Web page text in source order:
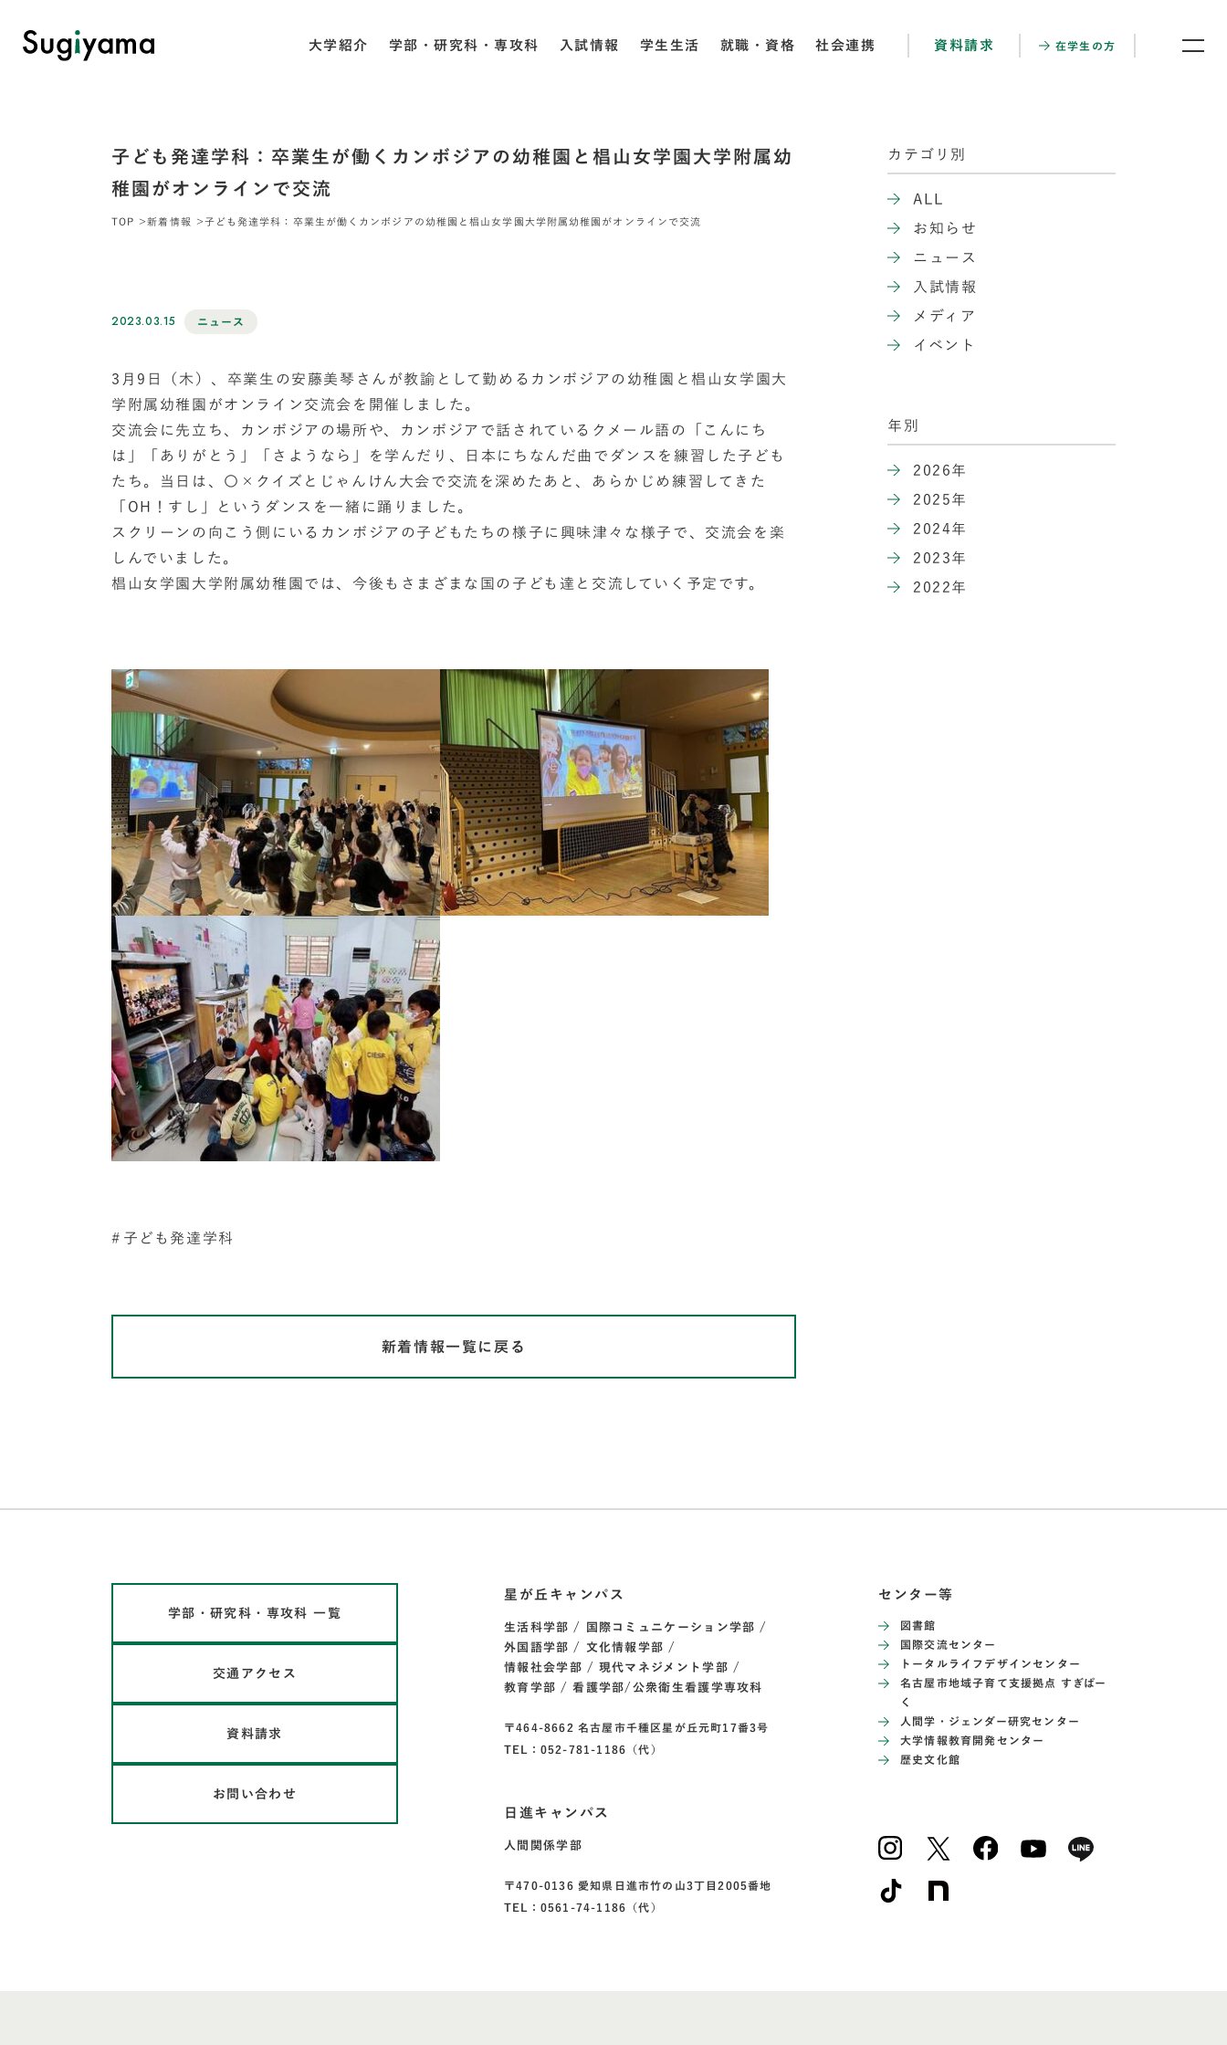
大学紹介 学部・研究科・専攻科 入試情報 学生生活 就職・資格 社会連携 資料請求 在学生の方
子ども発達学科：卒業生が働くカンボジアの幼稚園と椙山女学園大学附属幼
稚園がオンラインで交流
TOP 新着情報 子ども発達学科：卒業生が働くカンボジアの幼稚園と椙山女学園大学附属幼稚園がオンラインで交流
2023.03.15 ニュース
3月9日（木）、卒業生の安藤美琴さんが教諭として勤めるカンボジアの幼稚園と椙山女学園大
学附属幼稚園がオンライン交流会を開催しました。
交流会に先立ち、カンボジアの場所や、カンボジアで話されているクメール語の「こんにち
は」「ありがとう」「さようなら」を学んだり、日本にちなんだ曲でダンスを練習した子ども
たち。当日は、〇×クイズとじゃんけん大会で交流を深めたあと、あらかじめ練習してきた
「OH！すし」というダンスを一緒に踊りました。
スクリーンの向こう側にいるカンボジアの子どもたちの様子に興味津々な様子で、交流会を楽
しんでいました。
椙山女学園大学附属幼稚園では、今後もさまざまな国の子ども達と交流していく予定です。
子ども発達学科
新着情報一覧に戻る
カテゴリ別
ALL
お知らせ
ニュース
入試情報
メディア
イベント
年別
2026年
2025年
2024年
2023年
2022年
学部・研究科・専攻科 一覧
交通アクセス
資料請求
お問い合わせ
星が丘キャンパス
生活科学部
国際コミュニケーション学部
外国語学部
文化情報学部
情報社会学部
現代マネジメント学部
教育学部
看護学部/公衆衛生看護学専攻科
〒464-8662 名古屋市千種区星が丘元町17番3号
TEL：052-781-1186（代）
日進キャンパス
人間関係学部
〒470-0136 愛知県日進市竹の山3丁目2005番地
TEL：0561-74-1186（代）
センター等
図書館
国際交流センター
トータルライフデザインセンター
名古屋市地域子育て支援拠点 すぎぱー
く
人間学・ジェンダー研究センター
大学情報教育開発センター
歴史文化館